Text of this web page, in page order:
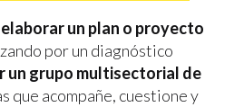
un plan o proyecto
por un diagnóstico
un grupo multisectorial de
que acompañe, cuestione y